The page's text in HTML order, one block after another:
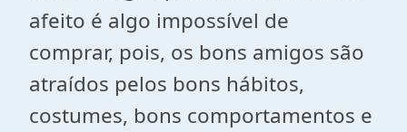
afeito é algo impossível de
comprar, pois, os bons amigos são
atraídos pelos bons hábitos,
costumes, bons comportamentos e